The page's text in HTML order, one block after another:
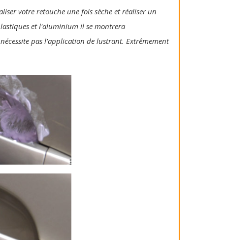
votre retouche une fois sèche et réaliser un
et l'aluminium il se montrera
pas l'application de lustrant. Extrêmement